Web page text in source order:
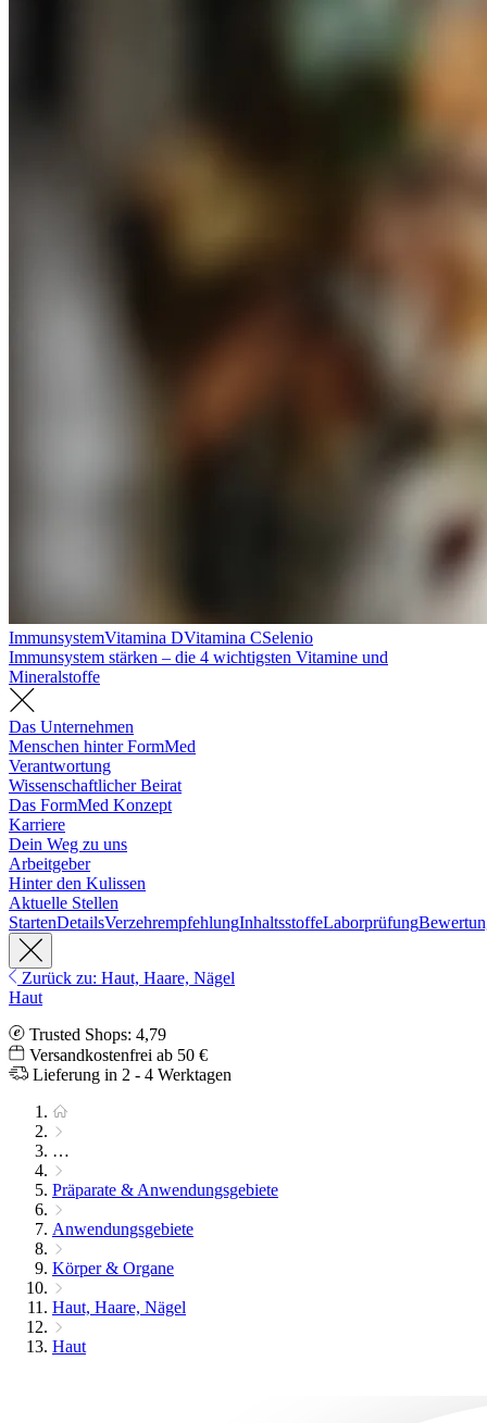
ImmunsystemVitamina DVitamina CSelenio
Immunsystem stärken – die 4 wichtigsten Vitamine und
Mineralstoffe
Das Unternehmen
Menschen hinter FormMed
Verantwortung
Wissenschaftlicher Beirat
Das FormMed Konzept
Karriere
Dein Weg zu uns
Arbeitgeber
Hinter den Kulissen
Aktuelle Stellen
StartenDetailsVerzehrempfehlungInhaltsstoffeLaborprüfung
Zurück zu: Haut, Haare, Nägel
Haut
Trusted Shops: 4,79
Versandkostenfrei ab 50 €
Lieferung in 2 - 4 Werktagen
…
Präparate & Anwendungsgebiete
Anwendungsgebiete
Körper & Organe
Haut, Haare, Nägel
Haut